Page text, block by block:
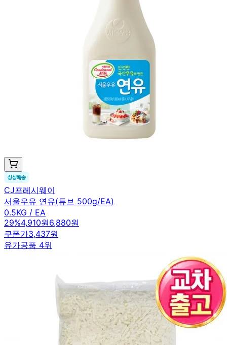
CJ프레시웨이
서울우유 연유(튜브 500g/EA)
0.5KG / EA
29%4,910원6,880원
쿠폰가3,437원
유가공품 4위